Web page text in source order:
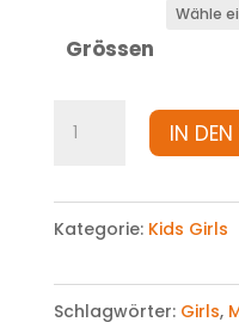
Grössen
Pullover
IN
Kategorie: Kids Girls
Schlagwörter: Girls,